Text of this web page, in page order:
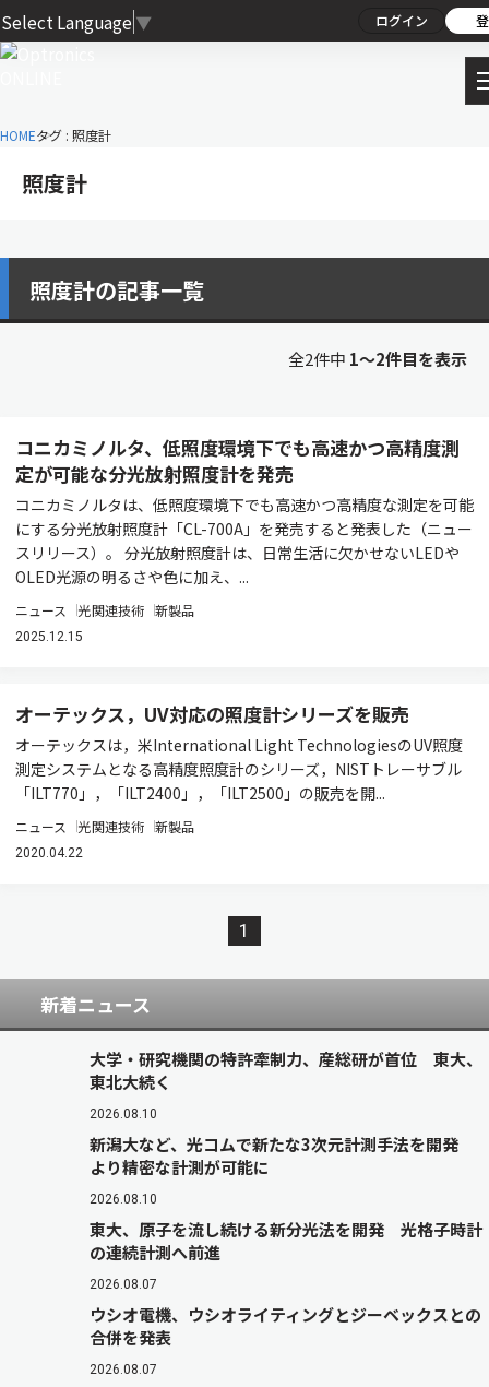
Select Language ▼ ログイン
HOMEタグ : 照度計
照度計
照度計の記事一覧
全2件中 1〜2件目を表示
コニカミノルタ、低照度環境下でも高速かつ高精度測
定が可能な分光放射照度計を発売
コニカミノルタは、低照度環境下でも高速かつ高精度な測定を可能
にする分光放射照度計「CL-700A」を発売すると発表した（ニュー
スリリース）。 分光放射照度計は、日常生活に欠かせないLEDや
OLED光源の明るさや色に加え、...
ニュース 光関連技術 新製品
2025.12.15
オーテックス，UV対応の照度計シリーズを販売
オーテックスは，米International Light TechnologiesのUV照度
測定システムとなる高精度照度計のシリーズ，NISTトレーサブル
「ILT770」，「ILT2400」，「ILT2500」の販売を開...
ニュース 光関連技術 新製品
2020.04.22
1
新着ニュース
大学・研究機関の特許牽制力、産総研が首位 東大、
東北大続く
2026.08.10
新潟大など、光コムで新たな3次元計測手法を開発
より精密な計測が可能に
2026.08.10
東大、原子を流し続ける新分光法を開発 光格子時計
の連続計測へ前進
2026.08.07
ウシオ電機、ウシオライティングとジーベックスとの
合併を発表
2026.08.07